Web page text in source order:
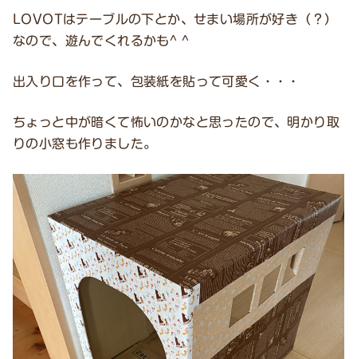
LOVOTはテーブルの下とか、せまい場所が好き（？）
なので、遊んでくれるかも^ ^
出入り口を作って、包装紙を貼って可愛く・・・
ちょっと中が暗くて怖いのかなと思ったので、明かり取
りの小窓も作りました。